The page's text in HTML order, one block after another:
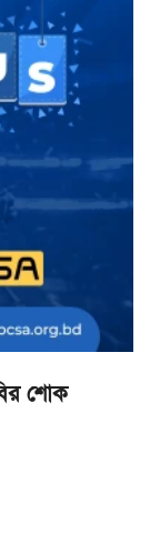
শোক